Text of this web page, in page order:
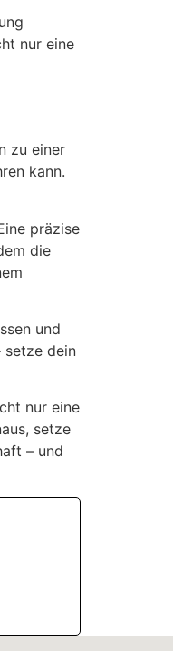
nur eine
zu einer
kann.
präzise
die
und
setze dein
nur eine
setze
– und